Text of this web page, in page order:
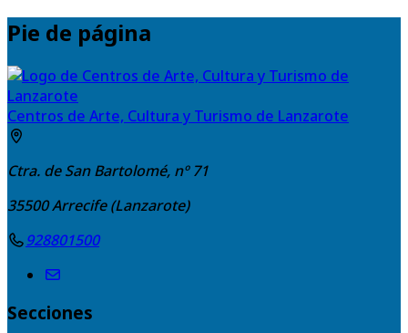
Pie de página
Centros de Arte, Cultura y Turismo de Lanzarote
Ctra. de San Bartolomé, nº 71
35500Arrecife (Lanzarote)
928801500
Secciones